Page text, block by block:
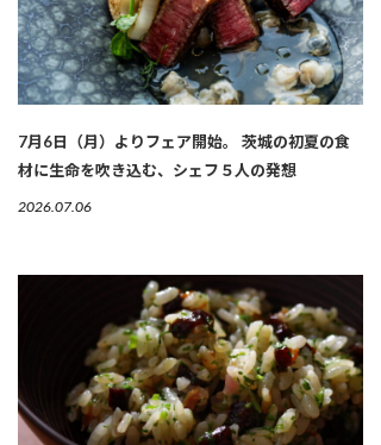
7月6日（月）よりフェア開始。 茨城の初夏の食
材に生命を吹き込む、シェフ５人の発想
2026.07.06